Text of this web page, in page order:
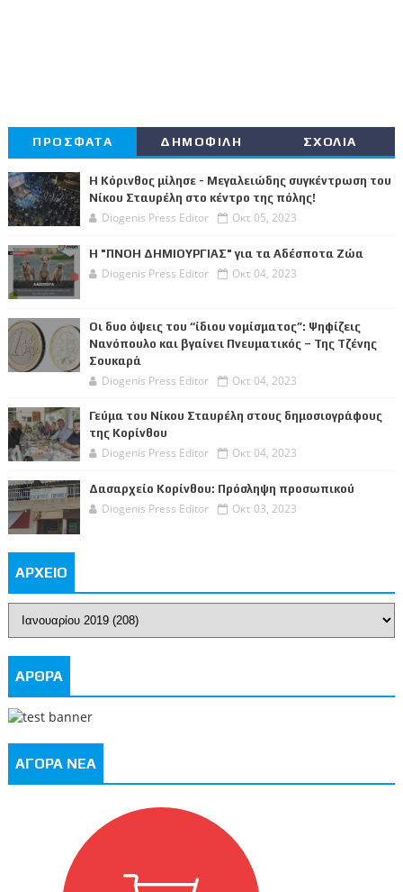
ΠΡΟΣΦΑΤΑ ΔΗΜΟΦΙΛΗ ΣΧΟΛΙΑ
Η Κόρινθος μίλησε - Μεγαλειώδης συγκέντρωση του
Νίκου Σταυρέλη στο κέντρο της πόλης!
Diogenis Press Editor Οκτ 05, 2023
Η "ΠΝΟΗ ΔΗΜΙΟΥΡΓΙΑΣ" για τα Αδέσποτα Ζώα
Diogenis Press Editor Οκτ 04, 2023
Οι δυο όψεις του “ίδιου νομίσματος”: Ψηφίζεις
Νανόπουλο και βγαίνει Πνευματικός – Της Τζένης
Σουκαρά
Diogenis Press Editor Οκτ 04, 2023
Γεύμα του Νίκου Σταυρέλη στους δημοσιογράφους
της Κορίνθου
Diogenis Press Editor Οκτ 04, 2023
Δασαρχείο Κορίνθου: Πρόσληψη προσωπικού
Diogenis Press Editor Οκτ 03, 2023
ΑΡΧΕΙΟ
ΑΡΘΡΑ
ΑΓΟΡΑ ΝΕΑ